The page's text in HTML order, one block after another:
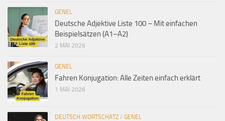
GENEL
Deutsche Adjektive Liste 100 – Mit einfachen
Beispielsätzen (A1–A2)
2 MAI 2026
GENEL
Fahren Konjugation: Alle Zeiten einfach erklärt
1 MAI 2026
DEUTSCH WORTSCHATZ / GENEL